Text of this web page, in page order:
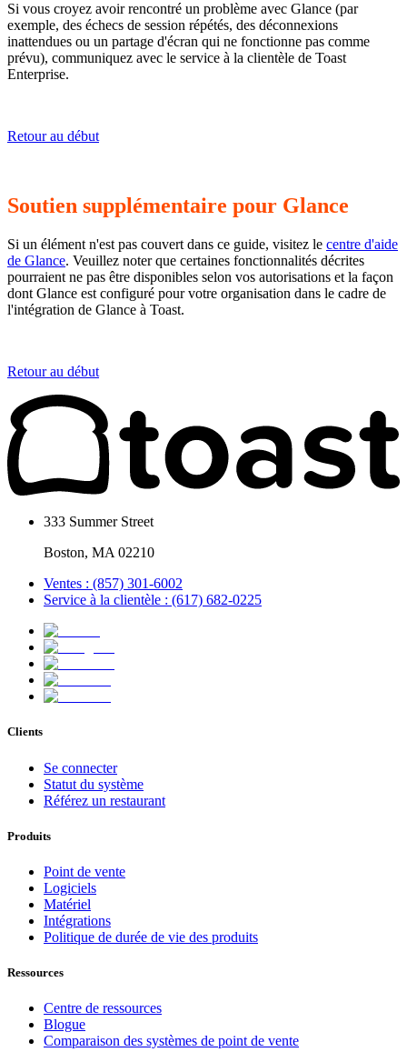
Si vous croyez avoir rencontré un problème avec Glance (par
exemple, des échecs de session répétés, des déconnexions
inattendues ou un partage d'écran qui ne fonctionne pas comme
prévu), communiquez avec le service à la clientèle de Toast
Enterprise.
Retour au début
Soutien supplémentaire pour Glance
Si un élément n'est pas couvert dans ce guide, visitez le centre d'aide
de Glance. Veuillez noter que certaines fonctionnalités décrites
pourraient ne pas être disponibles selon vos autorisations et la façon
dont Glance est configuré pour votre organisation dans le cadre de
l'intégration de Glance à Toast.
Retour au début
333 Summer Street
Boston, MA 02210
Ventes : (857) 301-6002
Service à la clientèle : (617) 682-0225
Clients
Se connecter
Statut du système
Référez un restaurant
Produits
Point de vente
Logiciels
Matériel
Intégrations
Politique de durée de vie des produits
Ressources
Centre de ressources
Blogue
Comparaison des systèmes de point de vente